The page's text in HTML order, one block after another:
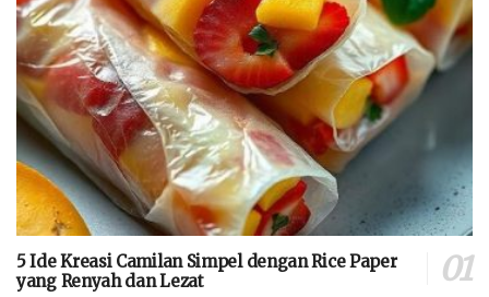
5 Ide Kreasi Camilan Simpel dengan Rice Paper
yang Renyah dan Lezat